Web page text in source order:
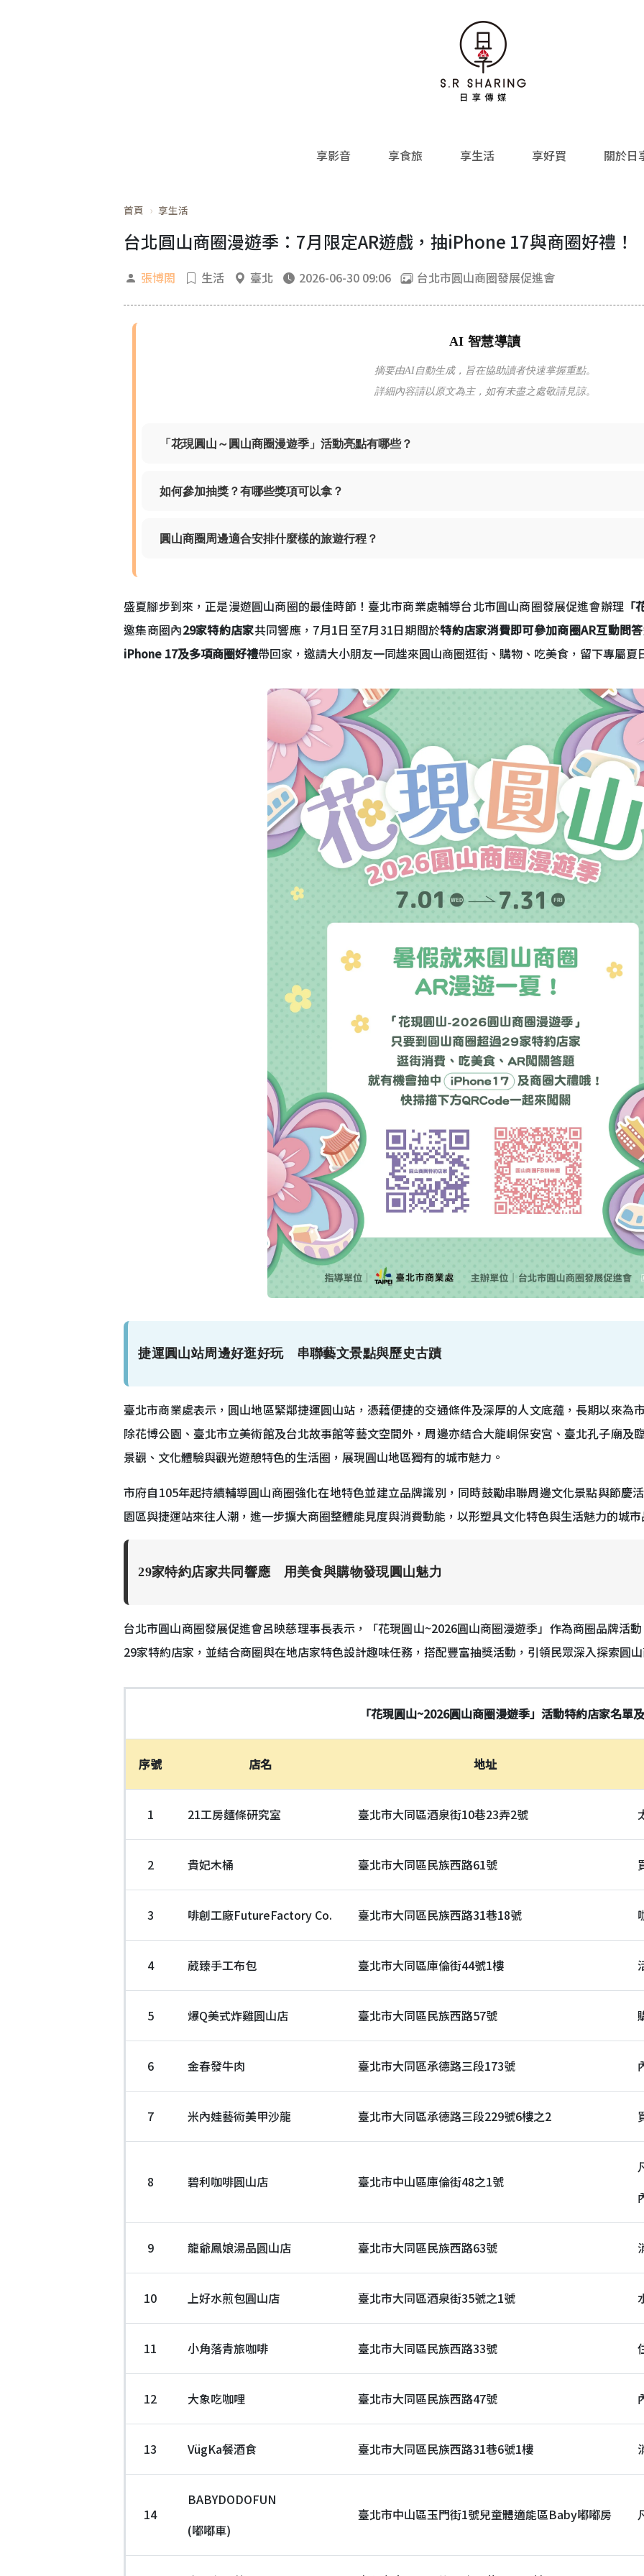
享影音 享食旅 享生活 享好買 關於日
首頁 享生活
台北圓山商圈漫遊季：7月限定AR遊戲，抽iPhone 17與商圈好禮！
張博閎 生活 臺北 2026-06-30 09:06 台北市圓山商圈發展促進會
AI 智慧導讀
摘要由AI自動生成，旨在協助讀者快速掌握重點。
詳細內容請以原文為主，如有未盡之處敬請見諒。
「花現圓山～圓山商圈漫遊季」活動亮點有哪些？
如何參加抽獎？有哪些獎項可以拿？
圓山商圈周邊適合安排什麼樣的旅遊行程？
盛夏腳步到來，正是漫遊圓山商圈的最佳時節！臺北市商業處輔導台北市圓山商圈發展促進會辦理
邀集商圈內29家特約店家共同響應，7月1日至7月31日期間於特約店家消費即可參加商圈AR互動問
iPhone 17及多項商圈好禮帶回家，邀請大小朋友一同趖來圓山商圈逛街、購物、吃美食，留下專屬夏
捷運圓山站周邊好逛好玩 串聯藝文景點與歷史古蹟
臺北市商業處表示，圓山地區緊鄰捷運圓山站，憑藉便捷的交通條件及深厚的人文底蘊，長期以來為
除花博公園、臺北市立美術館及台北故事館等藝文空間外，周邊亦結合大龍峒保安宮、臺北孔子廟及
景觀、文化體驗與觀光遊憩特色的生活圈，展現圓山地區獨有的城市魅力。
市府自105年起持續輔導圓山商圈強化在地特色並建立品牌識別，同時鼓勵串聯周邊文化景點與節慶
園區與捷運站來往人潮，進一步擴大商圈整體能見度與消費動能，以形塑具文化特色與生活魅力的城
29家特約店家共同響應 用美食與購物發現圓山魅力
台北市圓山商圈發展促進會呂映慈理事長表示，「花現圓山~2026圓山商圈漫遊季」作為商圈品牌活
29家特約店家，並結合商圈與在地店家特色設計趣味任務，搭配豐富抽獎活動，引領民眾深入探索圓
「花現圓山~2026圓山商圈漫遊季」活動特約店家名單
序號 店名 地址
1 21工房麵條研究室 臺北市大同區酒泉街10巷23弄2號
2 貴妃木桶 臺北市大同區民族西路61號
3 啡創工廠FutureFactory Co. 臺北市大同區民族西路31巷18號
4 葳臻手工布包 臺北市大同區庫倫街44號1樓
5 爆Q美式炸雞圓山店 臺北市大同區民族西路57號
6 金春發牛肉 臺北市大同區承德路三段173號
7 米內娃藝術美甲沙龍 臺北市大同區承德路三段229號6樓之2
8 碧利咖啡圓山店 臺北市中山區庫倫街48之1號
9 龍爺鳳娘湯品圓山店 臺北市大同區民族西路63號
10 上好水煎包圓山店 臺北市大同區酒泉街35號之1號
11 小角落青旅咖啡 臺北市大同區民族西路33號
12 大象吃咖哩 臺北市大同區民族西路47號
13 VügKa餐酒食 臺北市大同區民族西路31巷6號1樓
14
BABYDODOFUN
(嘟嘟車)
臺北市中山區玉門街1號兒童體適能區Baby嘟嘟房